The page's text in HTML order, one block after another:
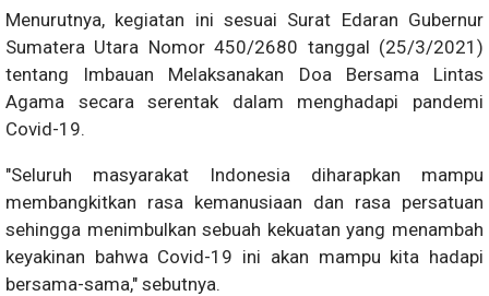
Menurutnya, kegiatan ini sesuai Surat Edaran Gubernur
Sumatera Utara Nomor 450/2680 tanggal (25/3/2021)
tentang Imbauan Melaksanakan Doa Bersama Lintas
Agama secara serentak dalam menghadapi pandemi
Covid-19.
"Seluruh masyarakat Indonesia diharapkan mampu
membangkitkan rasa kemanusiaan dan rasa persatuan
sehingga menimbulkan sebuah kekuatan yang menambah
keyakinan bahwa Covid-19 ini akan mampu kita hadapi
bersama-sama," sebutnya.